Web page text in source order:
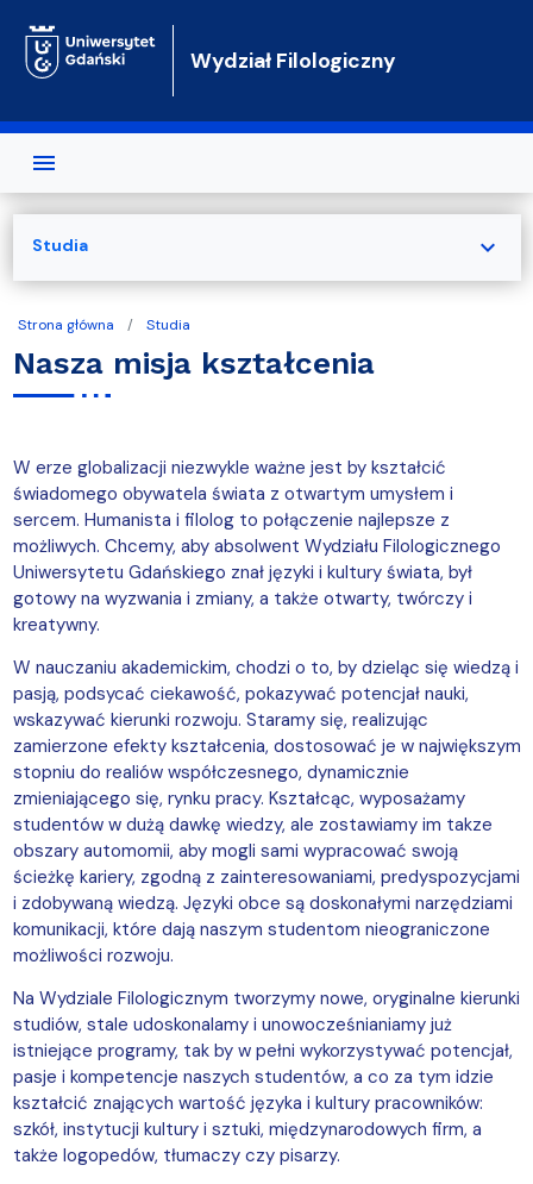
Wydział Filologiczny
Strona główna Studia
Nasza misja kształcenia
W erze globalizacji niezwykle ważne jest by kształcić
świadomego obywatela świata z otwartym umysłem i
sercem. Humanista i filolog to połączenie najlepsze z
możliwych. Chcemy, aby absolwent Wydziału Filologicznego
Uniwersytetu Gdańskiego znał języki i kultury świata, był
gotowy na wyzwania i zmiany, a także otwarty, twórczy i
kreatywny.
W nauczaniu akademickim, chodzi o to, by dzieląc się wiedzą i
pasją, podsycać ciekawość, pokazywać potencjał nauki,
wskazywać kierunki rozwoju. Staramy się, realizując
zamierzone efekty kształcenia, dostosować je w największym
stopniu do realiów współczesnego, dynamicznie
zmieniającego się, rynku pracy. Kształcąc, wyposażamy
studentów w dużą dawkę wiedzy, ale zostawiamy im takze
obszary automomii, aby mogli sami wypracować swoją
ścieżkę kariery, zgodną z zainteresowaniami, predyspozycjami
i zdobywaną wiedzą. Języki obce są doskonałymi narzędziami
komunikacji, które dają naszym studentom nieograniczone
możliwości rozwoju.
Na Wydziale Filologicznym tworzymy nowe, oryginalne kierunki
studiów, stale udoskonalamy i unowocześnianiamy już
istniejące programy, tak by w pełni wykorzystywać potencjał,
pasje i kompetencje naszych studentów, a co za tym idzie
kształcić znających wartość języka i kultury pracowników:
szkół, instytucji kultury i sztuki, międzynarodowych firm, a
także logopedów, tłumaczy czy pisarzy.
Studia expand_more